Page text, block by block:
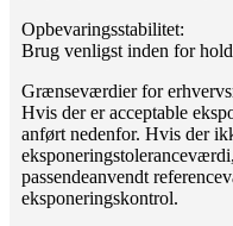
Opbevaringsstabilitet:
Brug venligst inden for
Grænseværdier for
Hvis der er acceptable
anført nedenfor. Hvis der
passendeanvendt
eksponeringskontrol.